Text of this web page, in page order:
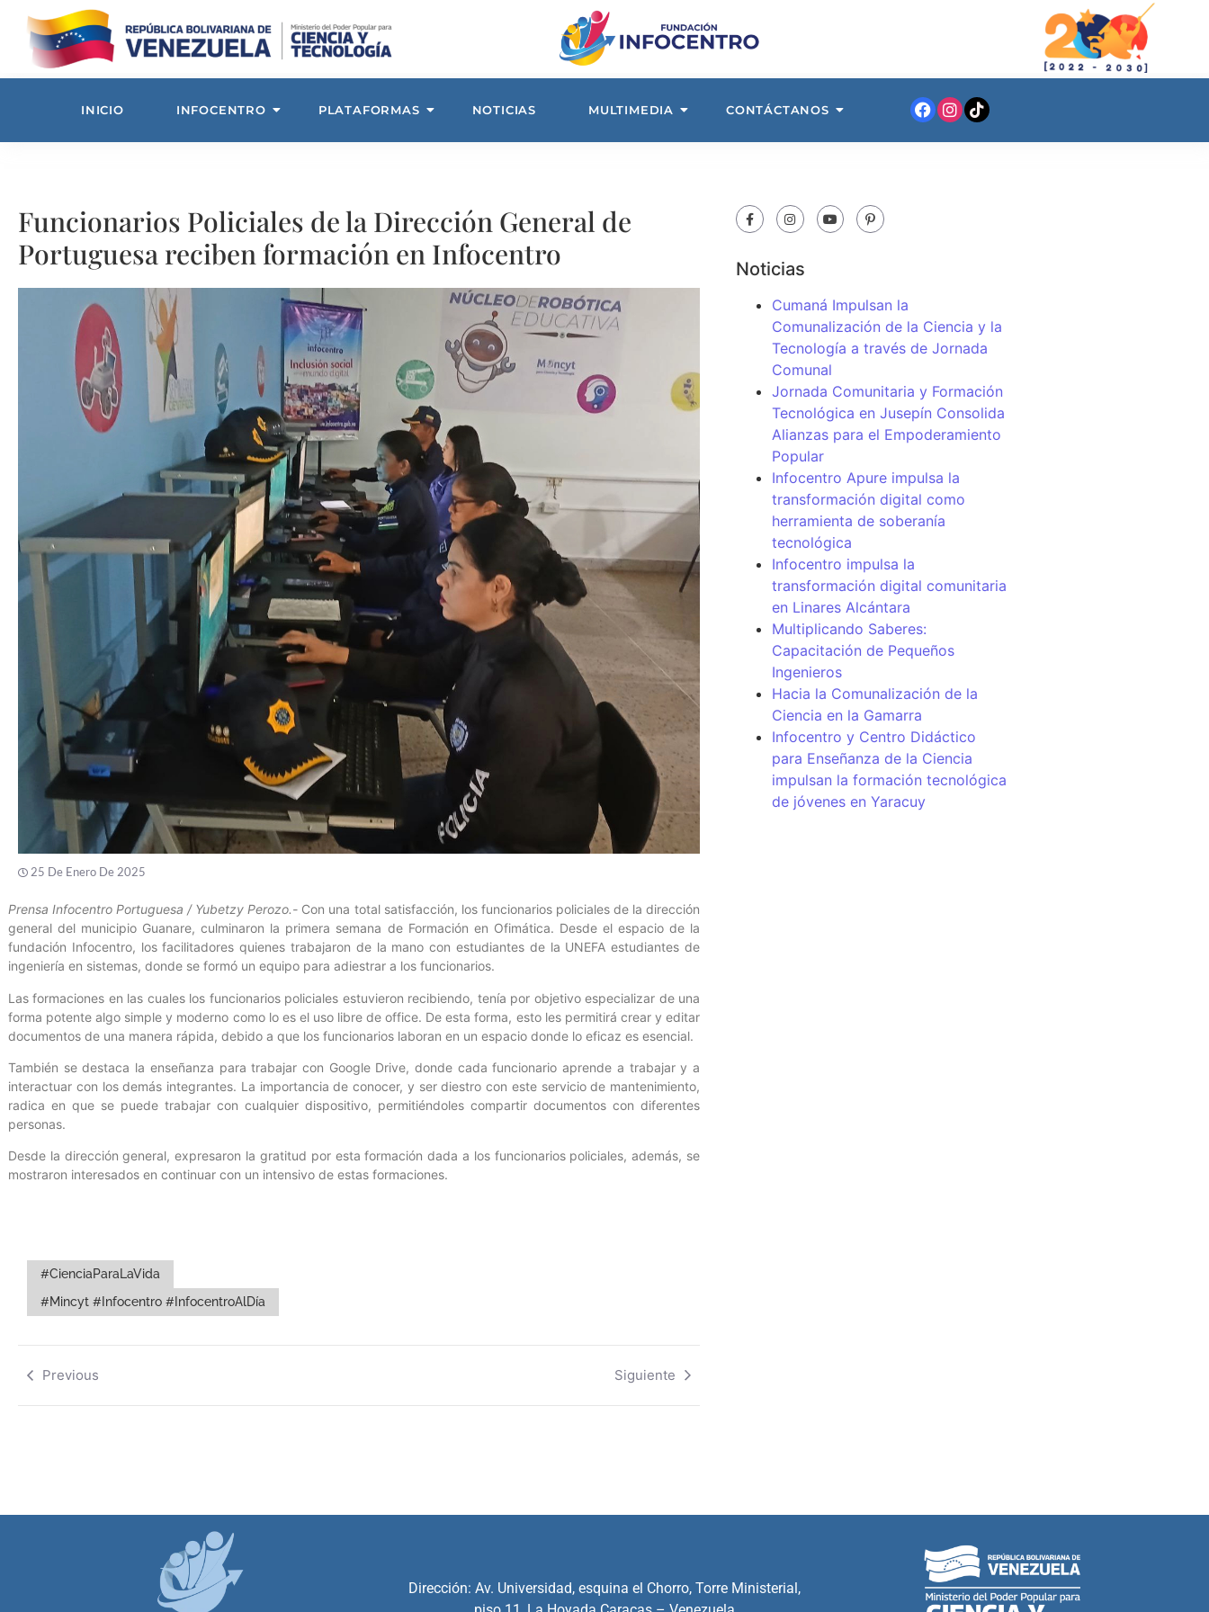
INICIO INFOCENTRO PLATAFORMAS NOTICIAS MULTIMEDIA CONTÁCTANOS
Funcionarios Policiales de la Dirección General de
Portuguesa reciben formación en Infocentro
25 De Enero De 2025
Prensa Infocentro Portuguesa / Yubetzy Perozo.- Con una total satisfacción, los funcionarios policiales de la dirección
general del municipio Guanare, culminaron la primera semana de Formación en Ofimática. Desde el espacio de la
fundación Infocentro, los facilitadores quienes trabajaron de la mano con estudiantes de la UNEFA estudiantes de
ingeniería en sistemas, donde se formó un equipo para adiestrar a los funcionarios.
Las formaciones en las cuales los funcionarios policiales estuvieron recibiendo, tenía por objetivo especializar de una
forma potente algo simple y moderno como lo es el uso libre de office. De esta forma, esto les permitirá crear y editar
documentos de una manera rápida, debido a que los funcionarios laboran en un espacio donde lo eficaz es esencial.
También se destaca la enseñanza para trabajar con Google Drive, donde cada funcionario aprende a trabajar y a
interactuar con los demás integrantes. La importancia de conocer, y ser diestro con este servicio de mantenimiento,
radica en que se puede trabajar con cualquier dispositivo, permitiéndoles compartir documentos con diferentes
personas.
Desde la dirección general, expresaron la gratitud por esta formación dada a los funcionarios policiales, además, se
mostraron interesados en continuar con un intensivo de estas formaciones.
#CienciaParaLaVida
#Mincyt #Infocentro #InfocentroAlDía
Previous Siguiente
Noticias
Cumaná Impulsan la
Comunalización de la Ciencia y la
Tecnología a través de Jornada
Comunal
Jornada Comunitaria y Formación
Tecnológica en Jusepín Consolida
Alianzas para el Empoderamiento
Popular
Infocentro Apure impulsa la
transformación digital como
herramienta de soberanía
tecnológica
Infocentro impulsa la
transformación digital comunitaria
en Linares Alcántara
Multiplicando Saberes:
Capacitación de Pequeños
Ingenieros
Hacia la Comunalización de la
Ciencia en la Gamarra
Infocentro y Centro Didáctico
para Enseñanza de la Ciencia
impulsan la formación tecnológica
de jóvenes en Yaracuy
Dirección: Av. Universidad, esquina el Chorro, Torre Ministerial,